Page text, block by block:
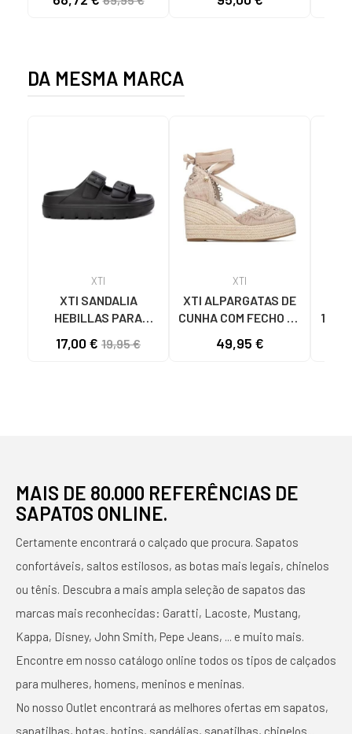
BEIG
DA MESMA MARCA
XTI
XTI SANDALIA
HEBILLAS PARA
17,00 € 19,95 €
XTI
XTI ALPARGATAS DE
CUNHA COM FECHO DE
49,95 €
MAIS DE 80.000 REFERÊNCIAS DE
SAPATOS ONLINE.
Certamente encontrará o calçado que procura. Sapatos
confortáveis, saltos estilosos, as botas mais legais, chinelos
ou tênis. Descubra a mais ampla seleção de sapatos das
marcas mais reconhecidas: Garatti, Lacoste, Mustang,
Kappa, Disney, John Smith, Pepe Jeans, ... e muito mais.
Encontre em nosso catálogo online todos os tipos de calçados
para mulheres, homens, meninos e meninas.
No nosso Outlet encontrará as melhores ofertas em sapatos,
sapatilhas, botas, botins, sandálias, sapatilhas, chinelos...